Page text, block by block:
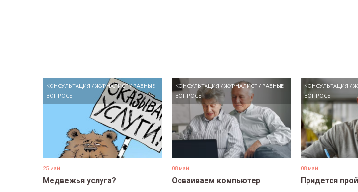
КОНСУЛЬТАЦИЯ / ЖУРНАЛИСТ/РАЗНЫЕ
ВОПРОСЫ
25 май
Медвежья услуга?
КОНСУЛЬТАЦИЯ /ЖУРНАЛИСТ / РАЗНЫЕ
ВОПРОСЫ
08 май
Осваиваем компьютер
КОНСУЛЬТАЦИЯ /
ВОПРОСЫ
08 май
Придется